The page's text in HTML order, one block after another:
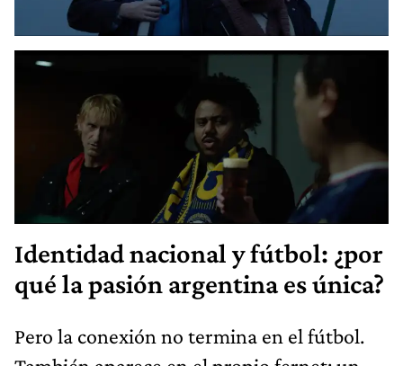
Identidad nacional y fútbol: ¿por
qué la pasión argentina es única?
Pero la conexión no termina en el fútbol.